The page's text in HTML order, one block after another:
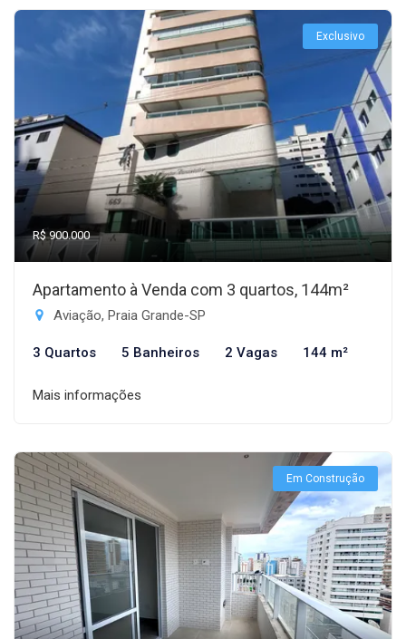
Exclusivo
R$ 900.000
Apartamento à Venda com 3 quartos, 144m²
Aviação, Praia Grande-SP
3 Quartos 5 Banheiros 2 Vagas 144 m²
Mais informações
Em Construção